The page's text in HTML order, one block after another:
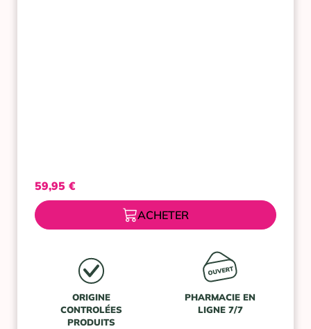
59,95 €
ACHETER
ORIGINE
CONTROLÉES
PRODUITS
PHARMACIE EN
LIGNE 7/7